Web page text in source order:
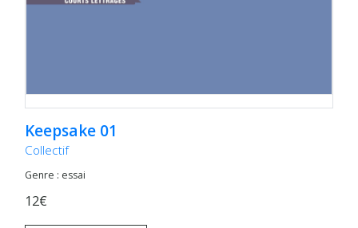
Keepsake 01
Collectif
Genre : essai
12€